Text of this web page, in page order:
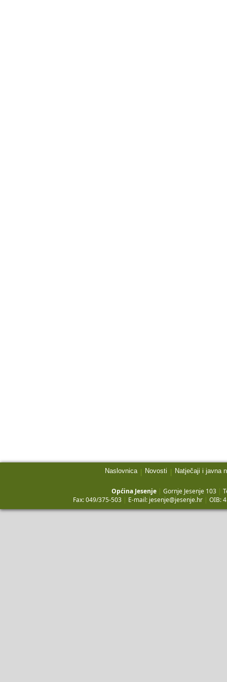
Naslovnica | Novosti | Natječaji i javna
Općina Jesenje | Gornje Jesenje 103 |
Fax: 049/375-503 | E-mail: jesenje@jesenje.hr | OIB: